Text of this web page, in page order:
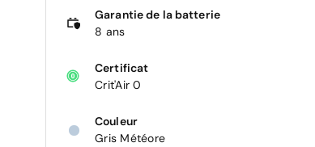
Garantie de la batterie
8 ans
Certificat
Crit'Air 0
Couleur
Gris Météore